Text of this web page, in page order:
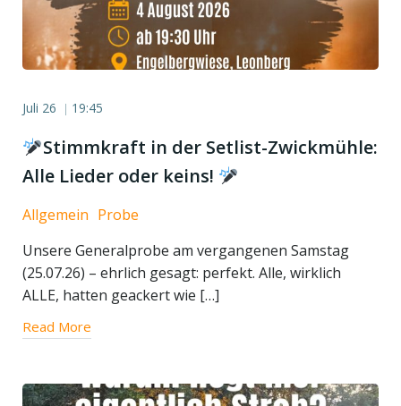
Juli 26 | 19:45
Stimmkraft in der Setlist-Zwickmühle:
Alle Lieder oder keins!
Allgemein Probe
Unsere Generalprobe am vergangenen Samstag
(25.07.26) – ehrlich gesagt: perfekt. Alle, wirklich
ALLE, hatten geackert wie […]
Read More